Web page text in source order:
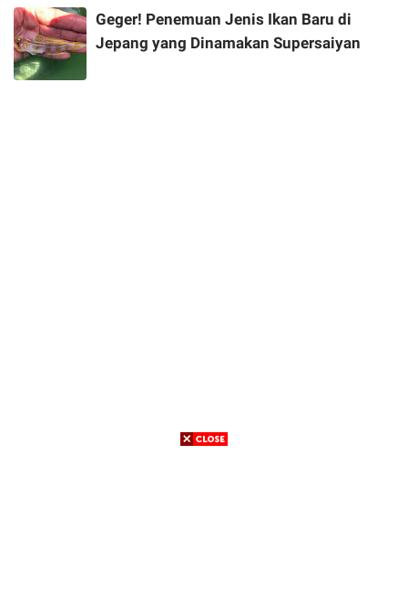
Geger! Penemuan Jenis Ikan Baru di
Jepang yang Dinamakan Supersaiyan